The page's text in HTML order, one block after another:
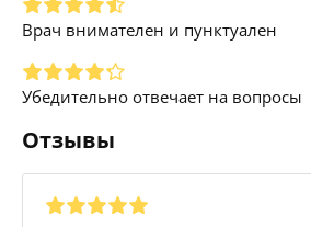
Врач внимателен и пунктуален
Убедительно отвечает на вопросы
Отзывы